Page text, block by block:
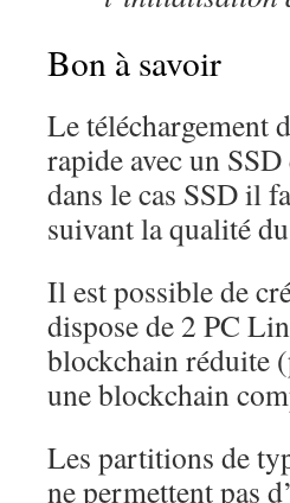
Bon à savoir
Le téléchargement
rapide avec un
dans le cas SSD il
suivant la qualité
Il est possible de
dispose de 2 PC
blockchain réduite
une blockchain
Les partitions de
ne permettent pas